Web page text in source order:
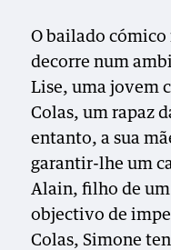
O bailado
decorre num
Lise, uma jovem
Colas, um rapaz
entanto, a sua
garantir-lhe um
Alain, filho de
objectivo de
Colas, Simone